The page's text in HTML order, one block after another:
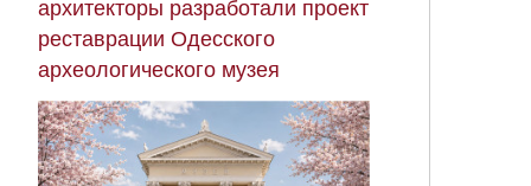
архитекторы разработали проект
реставрации Одесского
археологического музея